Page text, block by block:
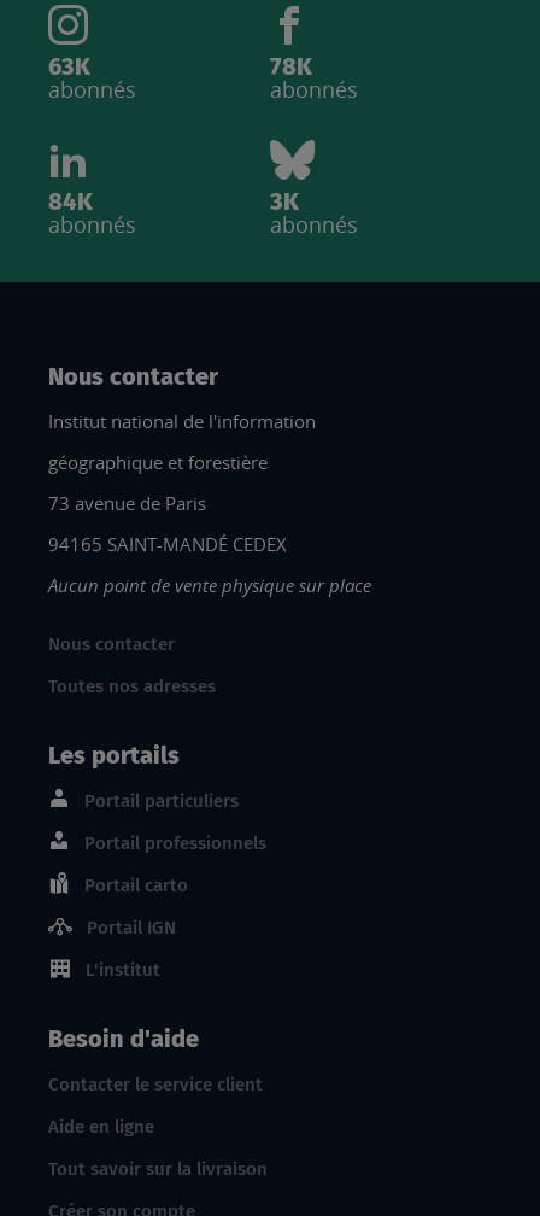
63K
abonnés
78K
abonnés
84K
abonnés
3K
abonnés
Nous contacter
Institut national de l'information
géographique et forestière
73 avenue de Paris
94165 SAINT-MANDÉ CEDEX
Aucun point de vente physique sur place
Nous contacter
Toutes nos adresses
Les portails
Portail particuliers
Portail professionnels
Portail carto
Portail IGN
L'institut
Besoin d'aide
Contacter le service client
Aide en ligne
Tout savoir sur la livraison
Créer son compte